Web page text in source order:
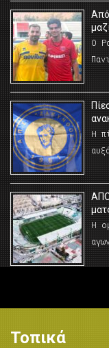
Από
Ο
Η
Η
Τοπικά